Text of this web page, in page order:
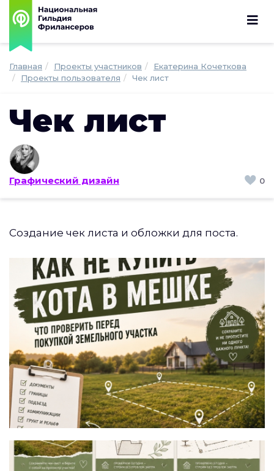
Главная Проекты участников
Екатерина Кочеткова
Проекты пользователя
Чек лист
Чек лист
Графический дизайн 0
Создание чек листа и обложки для поста.